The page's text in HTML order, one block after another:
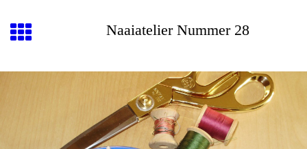
Naaiatelier Nummer 28